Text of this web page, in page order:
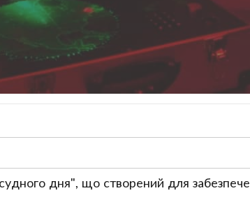
дня", що створений для